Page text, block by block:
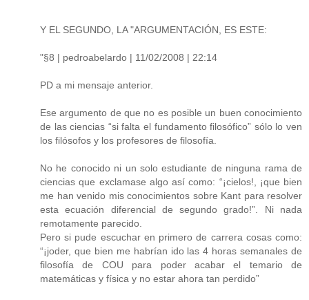
Y EL SEGUNDO, LA "ARGUMENTACIÓN, ES ESTE:
"§8 | pedroabelardo | 11/02/2008 | 22:14
PD a mi mensaje anterior.
Ese argumento de que no es posible un buen conocimiento
de las ciencias “si falta el fundamento filosófico” sólo lo ven
los filósofos y los profesores de filosofía.
No he conocido ni un solo estudiante de ninguna rama de
ciencias que exclamase algo así como: “¡cielos!, ¡que bien
me han venido mis conocimientos sobre Kant para resolver
esta ecuación diferencial de segundo grado!”. Ni nada
remotamente parecido.
Pero si pude escuchar en primero de carrera cosas como:
“¡joder, que bien me habrían ido las 4 horas semanales de
filosofía de COU para poder acabar el temario de
matemáticas y física y no estar ahora tan perdido”